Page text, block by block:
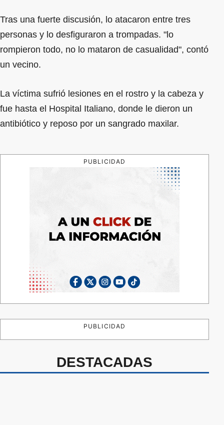
Tras una fuerte discusión, lo atacaron entre tres
personas y lo desfiguraron a trompadas. "lo
rompieron todo, no lo mataron de casualidad", contó
un vecino.
La víctima sufrió lesiones en el rostro y la cabeza y
fue hasta el Hospital Italiano, donde le dieron un
antibiótico y reposo por un sangrado maxilar.
PUBLICIDAD
PUBLICIDAD
DESTACADAS